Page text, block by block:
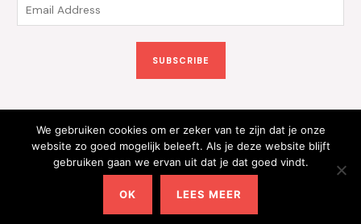
m
SUBSCRIBE
Copyright © 2026 Kinderkleding Onlineshop | Powered by
Kinderkleding Onlineshop
We gebruiken cookies om er zeker van te zijn dat je onze
website zo goed mogelijk beleeft. Als je deze website blijft
gebruiken gaan we ervan uit dat je dat goed vindt.
OK LEES MEER